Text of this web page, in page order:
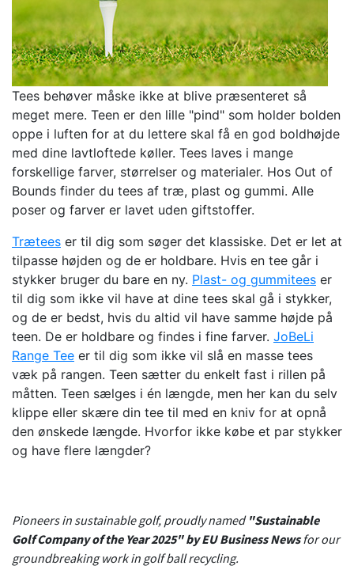
Tees behøver måske ikke at blive præsenteret så
meget mere. Teen er den lille "pind" som holder bolden
oppe i luften for at du lettere skal få en god boldhøjde
med dine lavtloftede køller. Tees laves i mange
forskellige farver, størrelser og materialer. Hos Out of
Bounds finder du tees af træ, plast og gummi. Alle
poser og farver er lavet uden giftstoffer.
Trætees er til dig som søger det klassiske. Det er let at
tilpasse højden og de er holdbare. Hvis en tee går i
stykker bruger du bare en ny. Plast- og gummitees er
til dig som ikke vil have at dine tees skal gå i stykker,
og de er bedst, hvis du altid vil have samme højde på
teen. De er holdbare og findes i fine farver. JoBeLi
Range Tee er til dig som ikke vil slå en masse tees
væk på rangen. Teen sætter du enkelt fast i rillen på
måtten. Teen sælges i én længde, men her kan du selv
klippe eller skære din tee til med en kniv for at opnå
den ønskede længde. Hvorfor ikke købe et par stykker
og have flere længder?
Pioneers in sustainable golf, proudly named "Sustainable
Golf Company of the Year 2025" by EU Business Newsfor our
groundbreaking work in golf ball recycling.